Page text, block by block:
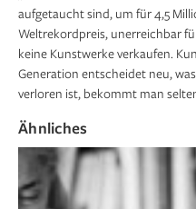
aufgetaucht sind, um für 4,5
Weltrekordpreis, unerreichbar
keine Kunstwerke verkaufen.
Generation entscheidet neu,
verloren ist, bekommt man
Ähnliches